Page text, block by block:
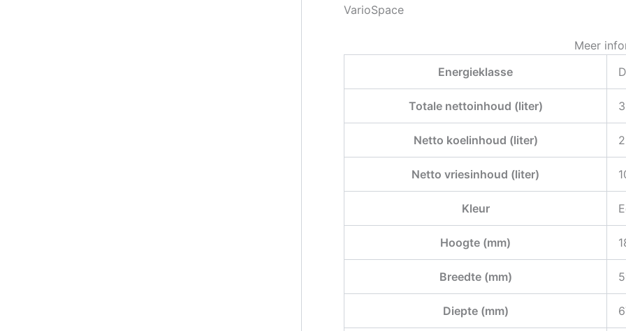
VarioSpace
Meer
Energieklasse
D
Totale nettoinhoud (liter)
Netto koelinhoud (liter)
Netto vriesinhoud (liter)
Kleur
Hoogte (mm)
Breedte (mm)
Diepte (mm)